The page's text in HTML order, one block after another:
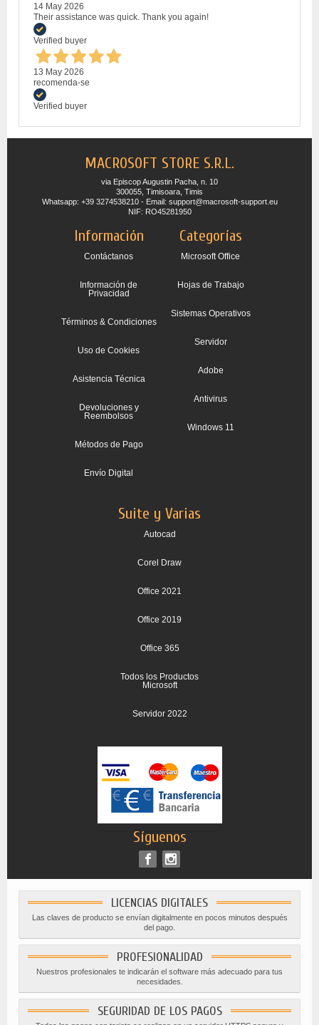
14 May 2026
Their assistance was quick. Thank you again!
Verified buyer
13 May 2026
recomenda-se
Verified buyer
MACROSOFT STORE S.R.L.
via Episcop Augustin Pacha, n. 10
300055, Timisoara, Timis
Whatsapp: +39 3274538210 - Email: support@macrosoft-support.eu
NIF: RO45281950
Información
Contáctanos
Información de
Privacidad
Términos & Condiciones
Uso de Cookies
Asistencia Técnica
Devoluciones y
Reembolsos
Métodos de Pago
Envío Digital
Categorías
Microsoft Office
Hojas de Trabajo
Sistemas Operativos
Servidor
Adobe
Antivirus
Windows 11
Suite y Varias
Autocad
Corel Draw
Office 2021
Office 2019
Office 365
Todos los Productos
Microsoft
Servidor 2022
Síguenos
LICENCIAS DIGITALES
Las claves de producto se envían digitalmente en pocos minutos después
del pago.
PROFESIONALIDAD
Nuestros profesionales te indicarán el software más adecuado para tus
necesidades.
SEGURIDAD DE LOS PAGOS